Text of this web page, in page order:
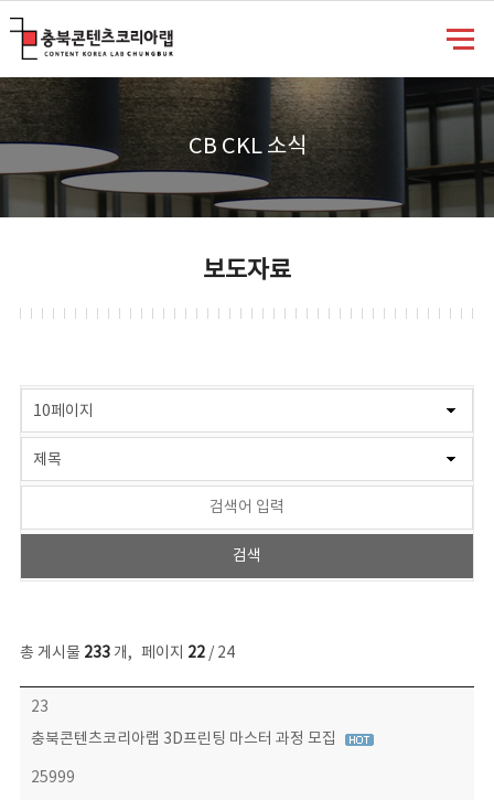
CB CKL 소식
보도자료
총 게시물 233개, 페이지 22/ 24
보도자료 목록 - 번호, 제목, 작성자, 파일, 조회수, 작성일 정보 제공
23
충북콘텐츠코리아랩 3D프린팅 마스터 과정 모집
25999